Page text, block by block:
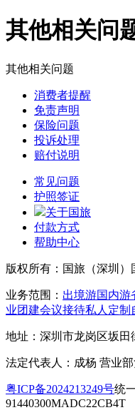
其他相关问
其他相关问题
消费者提醒
免责声明
保险问题
投诉处理
赔付说明
常见问题
护照签证
关于国旅
付款方式
帮助中心
版权所有：国旅（深圳
业务范围： 出境游国内游
业团建会议接待私人定制
地址：深圳市龙岗区坂田
法定代表人：成杨 营业
粤ICP备2024213249号统
91440300MADC22CB4T